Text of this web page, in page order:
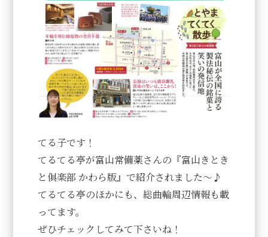
てる子です！
てるてる亭が富山常備薬さんの『富山きとき
と俱楽部 かわら版』で紹介されました～♪
てるてる亭のほかにも、総曲輪周辺情報も載
ってます。
ぜひチェックしてみて下さいね！